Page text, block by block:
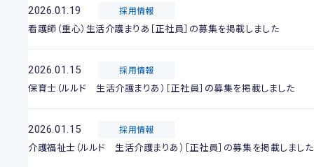
2026.01.19 採用情報
看護師（重心）生活介護まりあ［正社員］の募集を掲載しました
2026.01.15 採用情報
保育士（ルルド 生活介護まりあ）［正社員］の募集を掲載しました
2026.01.15 採用情報
介護福祉士（ルルド 生活介護まりあ）［正社員］の募集を掲載しました